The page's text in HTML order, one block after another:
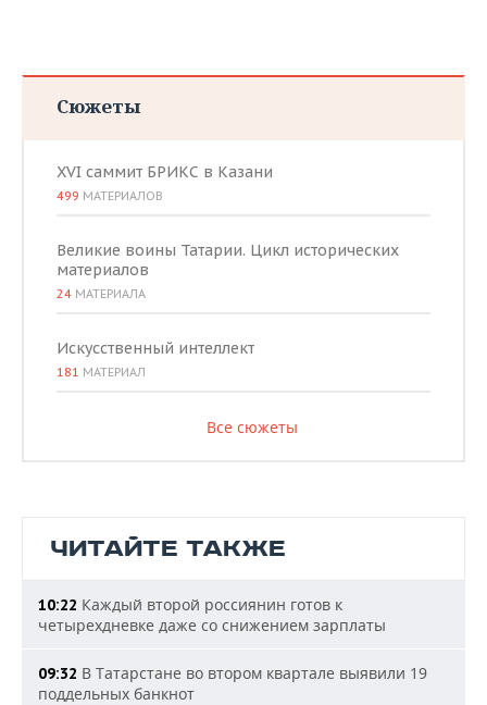
Сюжеты
XVI саммит БРИКС в Казани
499 МАТЕРИАЛОВ
Великие воины Татарии. Цикл исторических
материалов
24 МАТЕРИАЛА
Искусственный интеллект
181 МАТЕРИАЛ
Все сюжеты
ЧИТАЙТЕ ТАКЖЕ
10:22 Каждый второй россиянин готов к
четырехдневке даже со снижением зарплаты
09:32 В Татарстане во втором квартале выявили 19
поддельных банкнот